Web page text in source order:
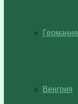
Германия
Венгрия